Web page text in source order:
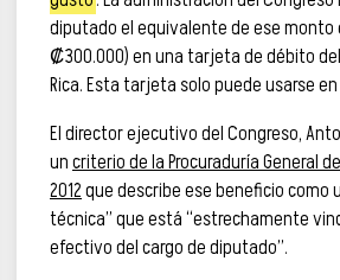
diputado el equivalente de ese monto
₡300.000) en una tarjeta de débito
Rica. Esta tarjeta solo puede usarse
El director ejecutivo del Congreso,
uncriterio de la Procuraduría General
2012que describe ese beneficio como
técnica” que está “estrechamente
efectivo del cargo de diputado”.